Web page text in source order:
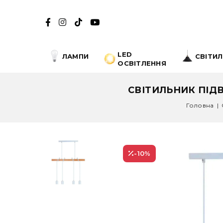
ЛАМПИ
LED
ОСВІТЛЕННЯ
СВІТИЛЬНИК
Головна |
-10%